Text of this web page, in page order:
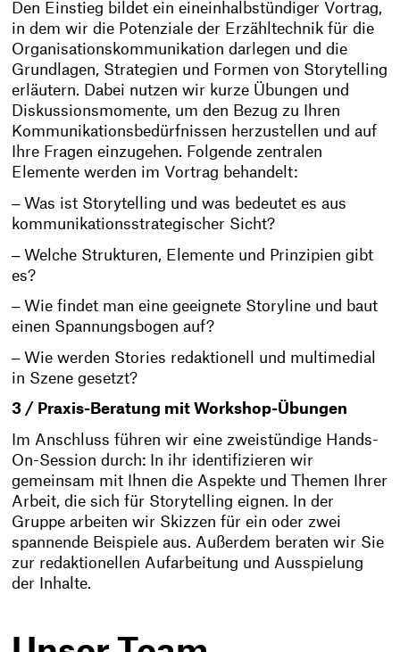
Den Einstieg bildet ein eineinhalbstündiger Vortrag,
in dem wir die Potenziale der Erzähltechnik für die
Organisationskommunikation darlegen und die
Grundlagen, Strategien und Formen von Storytelling
erläutern. Dabei nutzen wir kurze Übungen und
Diskussionsmomente, um den Bezug zu Ihren
Kommunikationsbedürfnissen herzustellen und auf
Ihre Fragen einzugehen. Folgende zentralen
Elemente werden im Vortrag behandelt:
‒ Was ist Storytelling und was bedeutet es aus
kommunikationsstrategischer Sicht?
‒ Welche Strukturen, Elemente und Prinzipien gibt
es?
‒ Wie findet man eine geeignete Storyline und baut
einen Spannungsbogen auf?
‒ Wie werden Stories redaktionell und multimedial
in Szene gesetzt?
3 / Praxis-Beratung mit Workshop-Übungen
Im Anschluss führen wir eine zweistündige Hands-
On-Session durch: In ihr identifizieren wir
gemeinsam mit Ihnen die Aspekte und Themen Ihrer
Arbeit, die sich für Storytelling eignen. In der
Gruppe arbeiten wir Skizzen für ein oder zwei
spannende Beispiele aus. Außerdem beraten wir Sie
zur redaktionellen Aufarbeitung und Ausspielung
der Inhalte.